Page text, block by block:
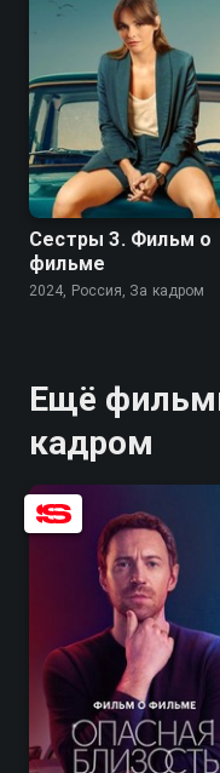
Сестры 3. Фильм о
фильме
2024, Россия, За кадром
Ещё
кадром